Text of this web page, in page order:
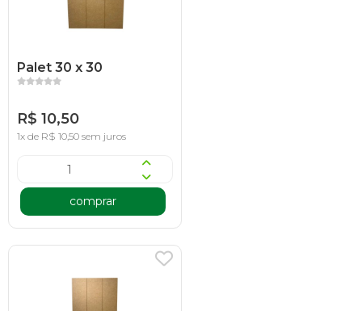
Palet 30 x 30
R$ 10,50
1x de R$ 10,50 sem juros
comprar